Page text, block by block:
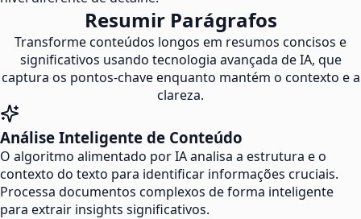
Resumir Parágrafos
Transforme conteúdos longos em resumos concisos e
significativos usando tecnologia avançada de IA, que
captura os pontos-chave enquanto mantém o contexto e a
clareza.
Análise Inteligente de Conteúdo
O algoritmo alimentado por IA analisa a estrutura e o
contexto do texto para identificar informações cruciais.
Processa documentos complexos de forma inteligente
para extrair insights significativos.